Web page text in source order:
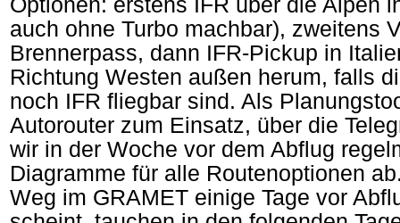
auch ohne Turbo machbar), zweitens
Brennerpass, dann IFR-Pickup in
Richtung Westen außen herum, falls
noch IFR fliegbar sind. Als
Autorouter zum Einsatz, über die
wir in der Woche vor dem Abflug
Diagramme für alle Routenoptionen
Weg im GRAMET einige Tage vor